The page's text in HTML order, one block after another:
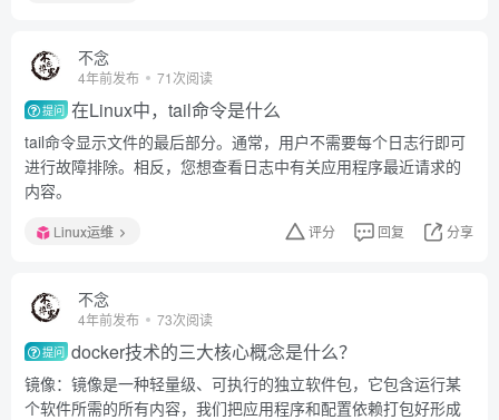
不念
4年前发布 71次阅读
提问 在Linux中，tail命令是什么
tail命令显示文件的最后部分。通常，用户不需要每个日志行即可
进行故障排除。相反，您想查看日志中有关应用程序最近请求的
内容。
Linux运维 评分 回复 分享
不念
4年前发布 73次阅读
提问 docker技术的三大核心概念是什么？
镜像：镜像是一种轻量级、可执行的独立软件包，它包含运行某
个软件所需的所有内容，我们把应用程序和配置依赖打包好形成